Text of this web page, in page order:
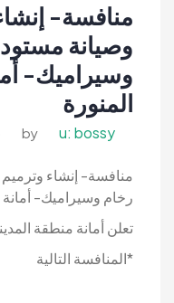
منافسة-
وصيانة
وسيراميك-
المنورة
by u: bossy
منافسة- إنشاء
رخام وسيراميك- أمانة
تعلن أمانة منطقة
*المنافسة التالية